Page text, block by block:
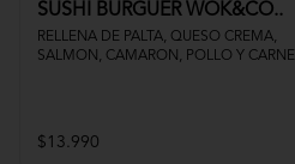
SUSHI BURGUER WOK&CO..
RELLENA DE PALTA, QUESO CREMA,
SALMON, CAMARON, POLLO Y CARNE
$13.990